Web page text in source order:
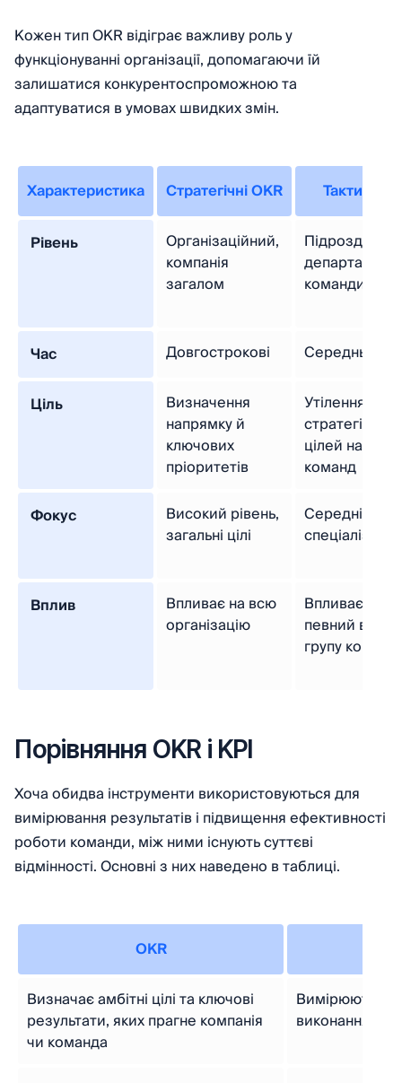
Кожен тип OKR відіграє важливу роль у
функціонуванні організації, допомагаючи їй
залишатися конкурентоспроможною та
адаптуватися в умовах швидких змін.
Характеристика Стратегічні OKR Тактичні
Рівень
Організаційний,
компанія
загалом
Підрозділи,
команди
Час Довгострокові
Ціль
Визначення
напрямку й
ключових
пріоритетів
Утілення
стратегічних
цілей на рівні
команд
Фокус
Високий рівень,
загальні цілі
Середній
Вплив
Впливає на всю
організацію
Впливає на
певний
групу команд
Порівняння OKR і KPI
Хоча обидва інструменти використовуються для
вимірювання результатів і підвищення ефективності
роботи команди, між ними існують суттєві
відмінності. Основні з них наведено в таблиці.
OKR
Визначає амбітні цілі та ключові
результати, яких прагне компанія
чи команда
Вимірюють
виконання